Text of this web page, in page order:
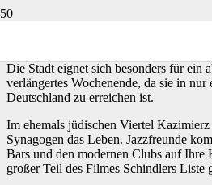
Krakau – Weltkulturerbe, heimliche
Die Stadt eignet sich besonders für ein
verlängertes Wochenende, da sie in
Deutschland zu erreichen ist.
Im ehemals jüdischen Viertel
Synagogen das Leben. Jazzfreunde
Bars und den modernen Clubs auf Ihre
großer Teil des Filmes Schindlers Liste